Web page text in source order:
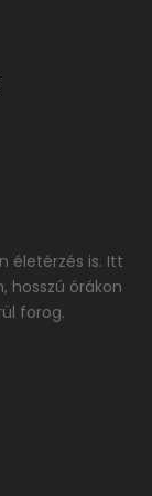
életérzés is. Itt
hosszú órákon
forog.